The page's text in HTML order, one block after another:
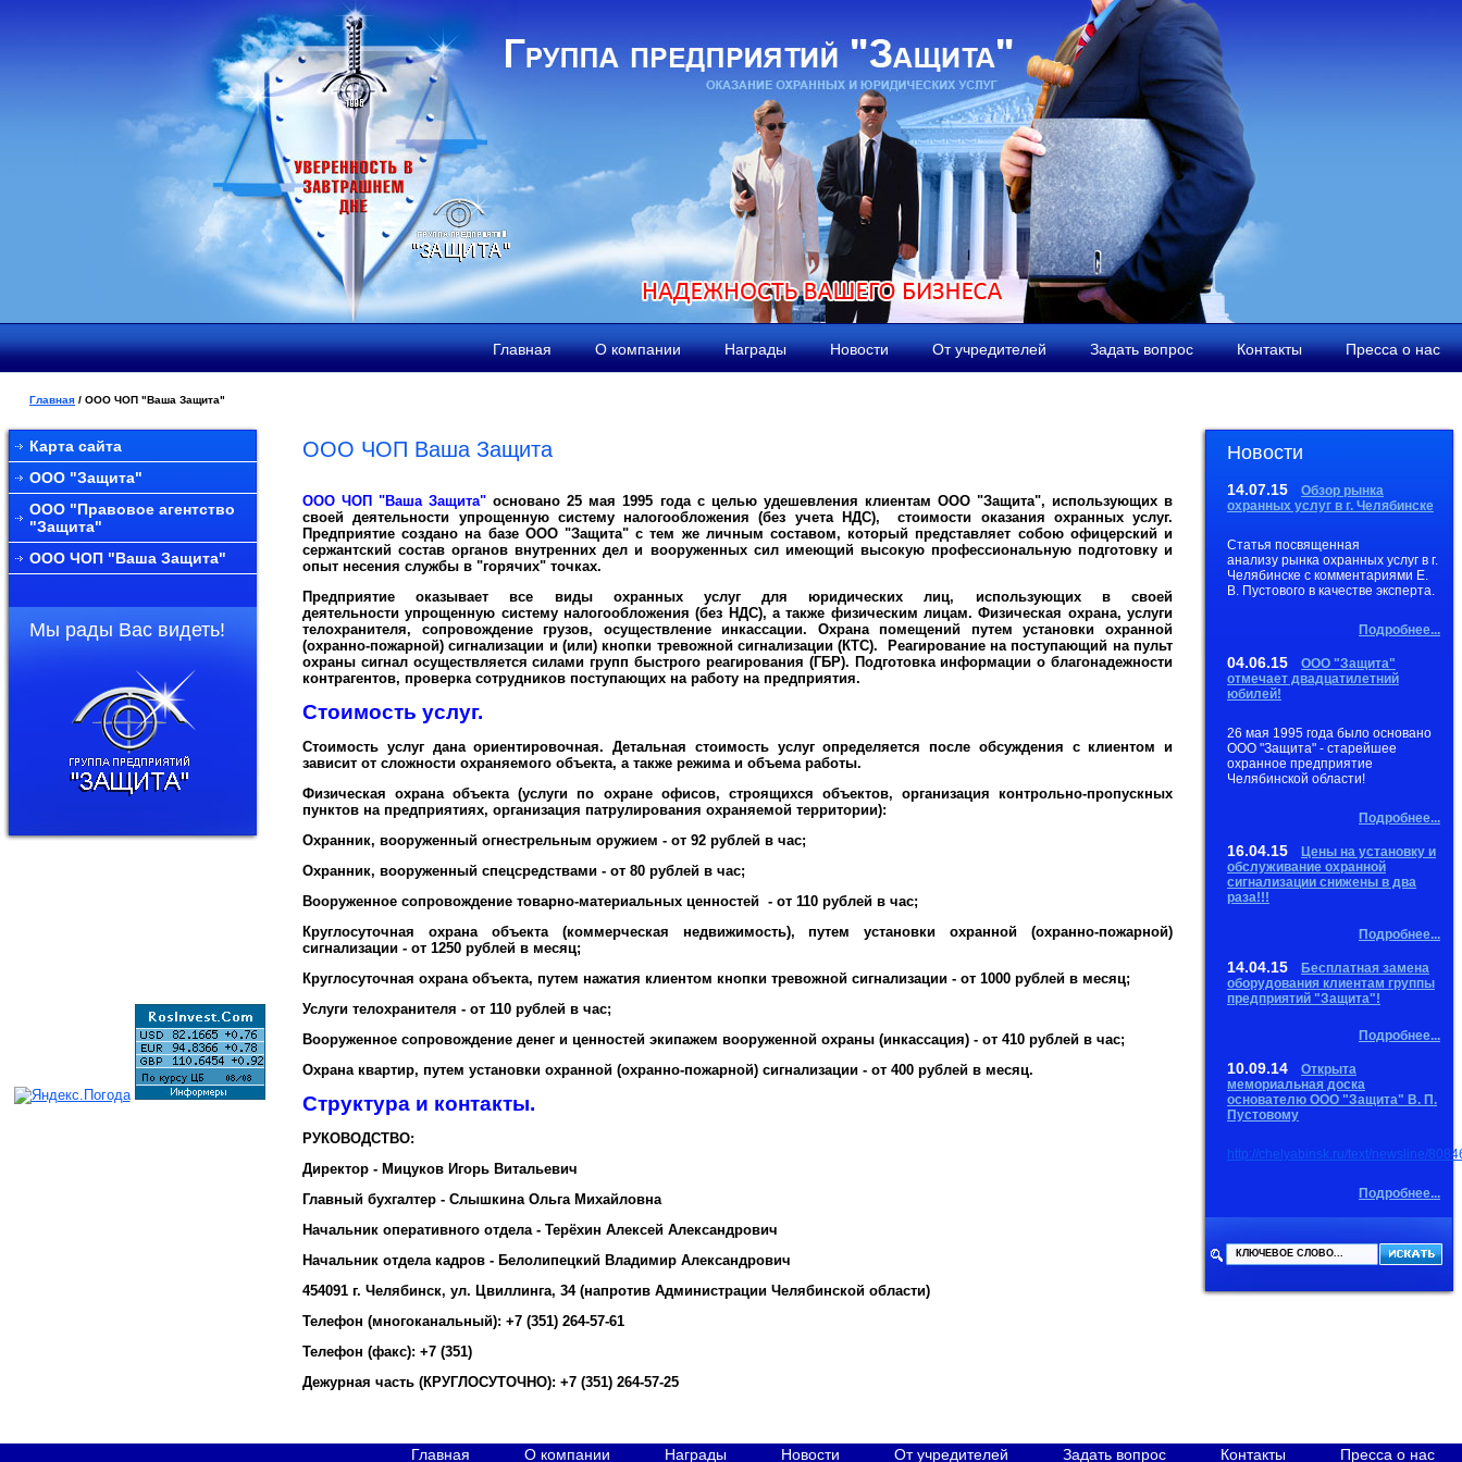
Главная О компании Награды Новости От учредителей Задать вопрос Контакты Пресса о нас
Главная / ООО ЧОП "Ваша Защита"
Карта сайта
ООО "Защита"
ООО "Правовое агентство
"Защита"
ООО ЧОП "Ваша Защита"
Мы рады Вас видеть!
ООО ЧОП Ваша Защита
ООО ЧОП "Ваша Защита" основано 25 мая 1995 года с целью удешевления клиентам ООО "Защита", использующих в
своей деятельности упрощенную систему налогообложения (без учета НДС), стоимости оказания охранных услуг.
Предприятие создано на базе ООО "Защита" с тем же личным составом, который представляет собою офицерский и
сержантский состав органов внутренних дел и вооруженных сил имеющий высокую профессиональную подготовку и
опыт несения службы в "горячих" точках.
Предприятие оказывает все виды охранных услуг для юридических лиц, использующих в своей
деятельности упрощенную систему налогообложения (без НДС), а также физическим лицам. Физическая охрана, услуги
телохранителя, сопровождение грузов, осуществление инкассации. Охрана помещений путем установки охранной
(охранно-пожарной) сигнализации и (или) кнопки тревожной сигнализации (КТС). Реагирование на поступающий на пульт
охраны сигнал осуществляется силами групп быстрого реагирования (ГБР). Подготовка информации о благонадежности
контрагентов, проверка сотрудников поступающих на работу на предприятия.
Стоимость услуг.
Стоимость услуг дана ориентировочная. Детальная стоимость услуг определяется после обсуждения с клиентом и
зависит от сложности охраняемого объекта, а также режима и объема работы.
Физическая охрана объекта (услуги по охране офисов, строящихся объектов, организация контрольно-пропускных
пунктов на предприятиях, организация патрулирования охраняемой территории):
Охранник, вооруженный огнестрельным оружием - от 92 рублей в час;
Охранник, вооруженный спецсредствами - от 80 рублей в час;
Вооруженное сопровождение товарно-материальных ценностей - от 110 рублей в час;
Круглосуточная охрана объекта (коммерческая недвижимость), путем установки охранной (охранно-пожарной)
сигнализации - от 1250 рублей в месяц;
Круглосуточная охрана объекта, путем нажатия клиентом кнопки тревожной сигнализации - от 1000 рублей в месяц;
Услуги телохранителя - от 110 рублей в час;
Вооруженное сопровождение денег и ценностей экипажем вооруженной охраны (инкассация) - от 410 рублей в час;
Охрана квартир, путем установки охранной (охранно-пожарной) сигнализации - от 400 рублей в месяц.
Структура и контакты.
РУКОВОДСТВО:
Директор - Мицуков Игорь Витальевич
Главный бухгалтер - Слышкина Ольга Михайловна
Начальник оперативного отдела - Терёхин Алексей Александрович
Начальник отдела кадров - Белолипецкий Владимир Александрович
454091 г. Челябинск, ул. Цвиллинга, 34 (напротив Администрации Челябинской области)
Телефон (многоканальный): +7 (351) 264-57-61
Телефон (факс): +7 (351)
Дежурная часть (КРУГЛОСУТОЧНО): +7 (351) 264-57-25
Новости
14.07.15 Обзор рынка
охранных услуг в г. Челябинске
Статья посвященная
анализу рынка охранных услуг в г.
Челябинске с комментариями Е.
В. Пустового в качестве эксперта.
Подробнее...
04.06.15 ООО "Защита"
отмечает двадцатилетний
юбилей!
26 мая 1995 года было основано
ООО "Защита" - старейшее
охранное предприятие
Челябинской области!
Подробнее...
16.04.15
Цены на установку и
обслуживание охранной
сигнализации снижены в два
раза!!!
Подробнее...
14.04.15
Бесплатная замена
оборудования клиентам группы
предприятий "Защита"!
Подробнее...
10.09.14 Открыта
мемориальная доска
основателю ООО "Защита" В. П.
Пустовому
http://chelyabinsk.ru/text/newsline/
Подробнее...
Главная О компании Награды Новости От учредителей Задать вопрос Контакты Пресса о нас